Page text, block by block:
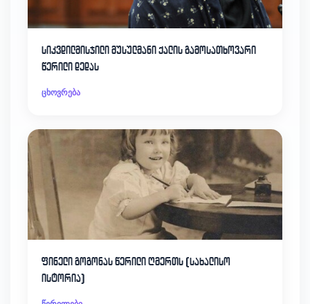
სიკვდილმისჯილი მუსულმანი ქალის გამოსათხოვარი
წერილი დედას
ცხოვრება
ფინელი გოგონას წერილი ღმერთს (სახალისო
ისტორია)